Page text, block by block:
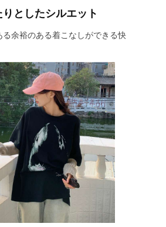
りとしたシルエット
る余裕のある着こなしができる快